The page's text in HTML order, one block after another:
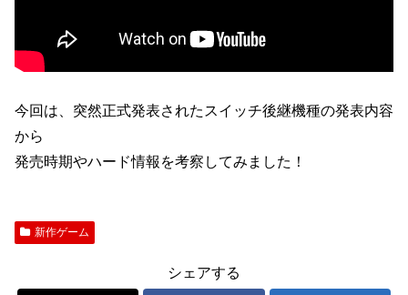
今回は、突然正式発表されたスイッチ後継機種の発表内容
から
発売時期やハード情報を考察してみました！
新作ゲーム
シェアする